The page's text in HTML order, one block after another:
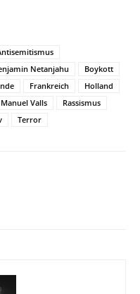
Netanjahu
Boykott
Frankreich
Holland
Manuel Valls
Rassismus
Terror